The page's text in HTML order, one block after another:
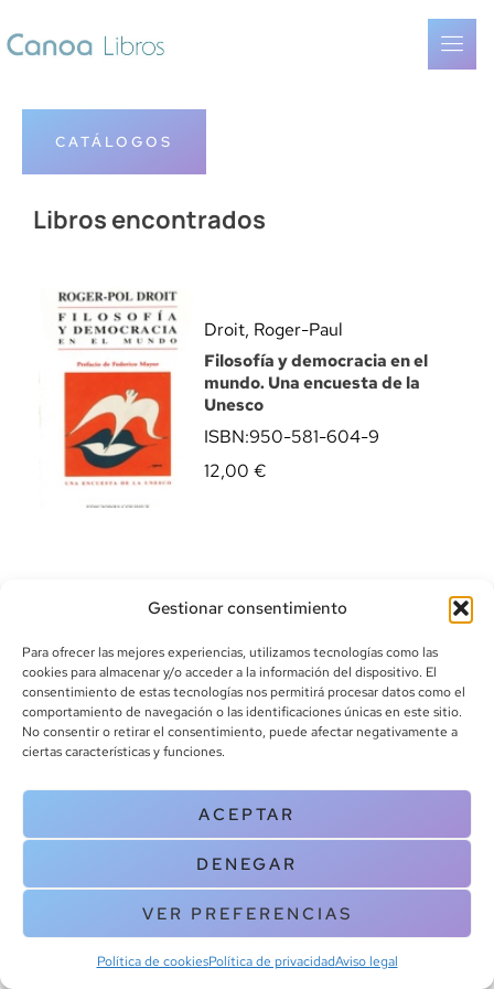
Gestionar consentimiento
Para ofrecer las mejores experiencias, utilizamos tecnologías como las
cookies para almacenar y/o acceder a la información del dispositivo. El
consentimiento de estas tecnologías nos permitirá procesar datos como el
comportamiento de navegación o las identificaciones únicas en este sitio.
No consentir o retirar el consentimiento, puede afectar negativamente a
ciertas características y funciones.
ACEPTAR
DENEGAR
VER PREFERENCIAS
Política de cookiesPolítica de privacidadAviso legal
CATÁLOGOS
Libros encontrados
Droit, Roger-Paul
Filosofía y democracia en el
mundo. Una encuesta de la
Unesco
ISBN:950-581-604-9
12,00 €
info@canoalibros.com
pedidos@canoalibros.com
+34 934 242 391
CONTACTO
Copyright © 2025 Canoa Libros. All Rights Reserved |
cookies
| Aviso legal